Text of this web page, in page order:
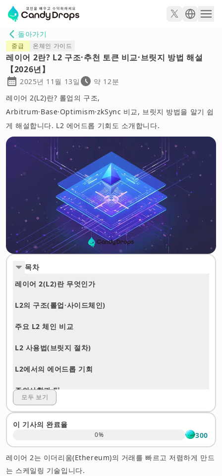
돌아가기
중급 온체인 가이드
레이어 2란? L2 구조·추천 토큰 비교·브릿지 방법 해설
【2026년】
2025년 11월 13일
약 12분
레이어 2(L2)란? 롤업의 구조,
Arbitrum·Base·Optimism·zkSync 비교, 브릿지 방법을 알기 쉽
게 해설합니다. L2 에어드롭 기회도 소개합니다.
목차
레이어 2(L2)란 무엇인가
L2의 구조(롤업·사이드체인)
주요 L2 체인 비교
L2 사용법(브릿지 절차)
L2에서의 에어드롭 기회
주의사항과 팁
Ethereum과 L2 비교 요약
레이어 2에 관한 자주 묻는 질문
정리: L2를 아는 것이 "진정한 유저"로의 첫걸음
모두 보기
이 기사의 완료율
0% 300
레이어 2는 이더리움(Ethereum)의 거래를 빠르고 저렴하게 만드
는 스케일링 기술입니다.